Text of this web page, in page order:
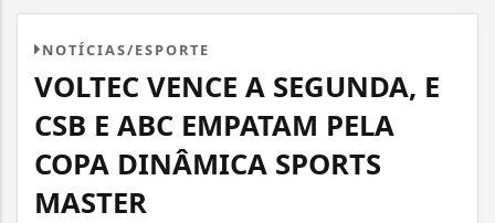
NOTÍCIAS/ESPORTE
VOLTEC VENCE A SEGUNDA, E
CSB E ABC EMPATAM PELA
COPA DINÂMICA SPORTS
MASTER